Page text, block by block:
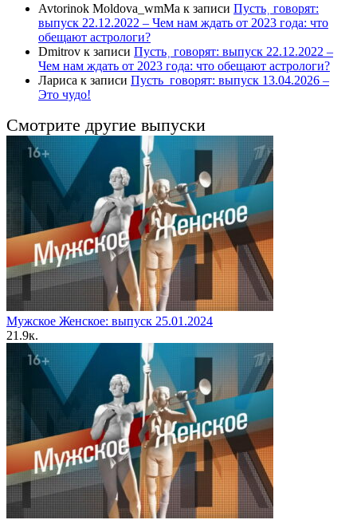
Avtorinok Moldova_wmMa к записи Пусть˲ говорят:
выпуск 22.12.2022 – Чем нам ждать от 2023 года: что
обещают астрологи?
Dmitrov к записи Пусть˲ говорят: выпуск 22.12.2022 –
Чем нам ждать от 2023 года: что обещают астрологи?
Лариса к записи Пусть_говорят: выпуск 13.04.2026 –
Это чудо!
Смотрите другие выпуски
Мужское Женское: выпуск 25.01.2024
21.9к.